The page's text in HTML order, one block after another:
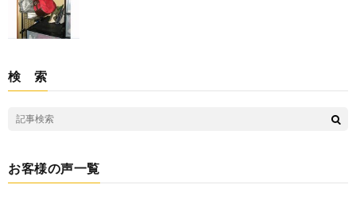
検 索
お客様の声一覧